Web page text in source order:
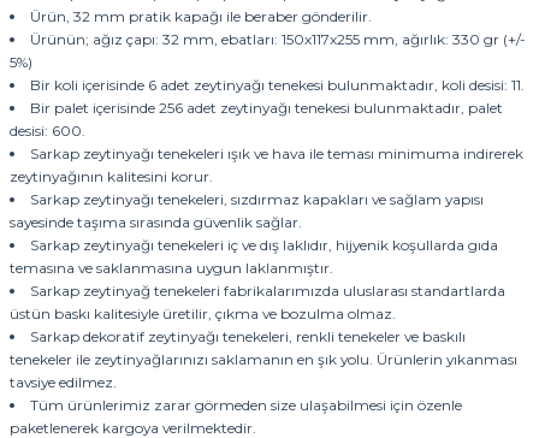
Ürün, 32 mm pratik kapağı ile beraber gönderilir.
Ürünün; ağız çapı: 32 mm, ebatları: 150x117x255 mm, ağırlık: 330 gr (+/-
5%)
Bir koli içerisinde 6 adet zeytinyağı tenekesi bulunmaktadır, koli desisi: 11.
Bir palet içerisinde 256 adet zeytinyağı tenekesi bulunmaktadır, palet
desisi: 600.
Sarkap zeytinyağı tenekeleri ışık ve hava ile teması minimuma indirerek
zeytinyağının kalitesini korur.
Sarkap zeytinyağı tenekeleri, sızdırmaz kapakları ve sağlam yapısı
sayesinde taşıma sırasında güvenlik sağlar.
Sarkap zeytinyağı tenekeleri iç ve dış laklıdır, hijyenik koşullarda gıda
temasına ve saklanmasına uygun laklanmıştır.
Sarkap zeytinyağ tenekeleri fabrikalarımızda uluslarası standartlarda
üstün baskı kalitesiyle üretilir, çıkma ve bozulma olmaz.
Sarkap dekoratif zeytinyağı tenekeleri, renkli tenekeler ve baskılı
tenekeler ile zeytinyağlarınızı saklamanın en şık yolu. Ürünlerin yıkanması
tavsiye edilmez.
Tüm ürünlerimiz zarar görmeden size ulaşabilmesi için özenle
paketlenerek kargoya verilmektedir.